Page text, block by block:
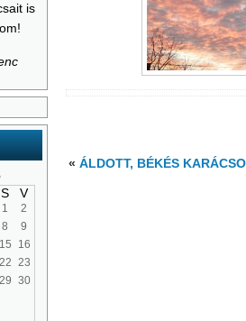
is
S V
1
2
8
9
15
16
22 23
29 30
« ÁLDOTT, BÉKÉS